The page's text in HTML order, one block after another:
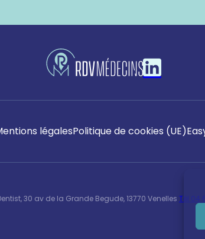
légalesPolitique de cookies (UE)
30 av de la Grande Begude, 13770 Venelles Tél